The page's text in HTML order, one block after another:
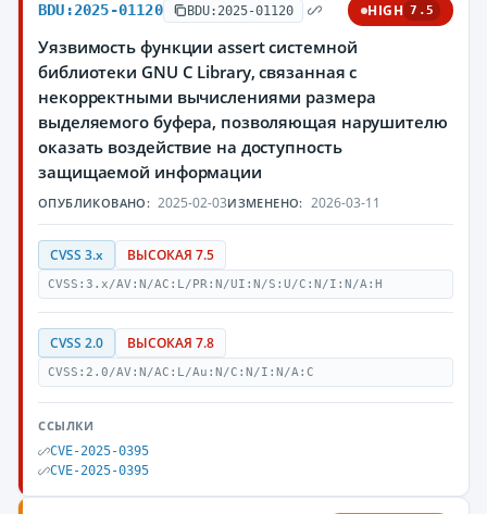
BDU:2025-01120 BDU:2025-01120 HIGH 7.5
Уязвимость функции assert системной
библиотеки GNU C Library, связанная с
некорректными вычислениями размера
выделяемого буфера, позволяющая нарушителю
оказать воздействие на доступность
защищаемой информации
ОПУБЛИКОВАНО: 2025-02-03ИЗМЕНЕНО: 2026-03-11
CVSS 3.x ВЫСОКАЯ 7.5
CVSS:3.x/AV:N/AC:L/PR:N/UI:N/S:U/C:N/I:N/A:H
CVSS 2.0 ВЫСОКАЯ 7.8
CVSS:2.0/AV:N/AC:L/Au:N/C:N/I:N/A:C
ССЫЛКИ
CVE-2025-0395
CVE-2025-0395